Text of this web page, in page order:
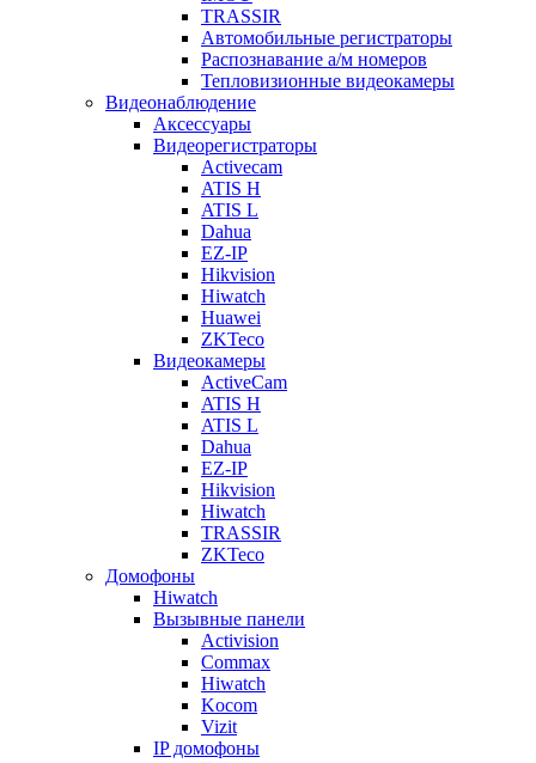
TRASSIR
Автомобильные регистраторы
Распознавание а/м номеров
Тепловизионные видеокамеры
Видеонаблюдение
Аксессуары
Видеорегистраторы
Activecam
ATIS H
ATIS L
Dahua
EZ-IP
Hikvision
Hiwatch
Huawei
ZKTeco
Видеокамеры
ActiveCam
ATIS H
ATIS L
Dahua
EZ-IP
Hikvision
Hiwatch
TRASSIR
ZKTeco
Домофоны
Hiwatch
Вызывные панели
Activision
Commax
Hiwatch
Kocom
Vizit
IP домофоны